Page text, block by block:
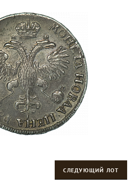
СЛЕДУЮЩИЙ ЛОТ